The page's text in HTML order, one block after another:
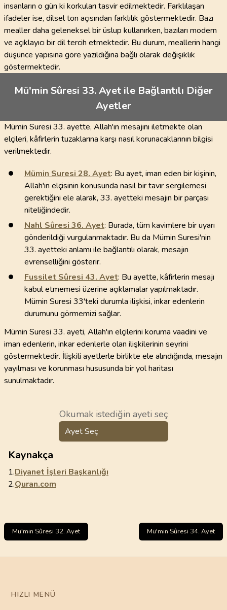
insanların o gün ki korkuları tasvir edilmektedir. Farklılaşan
ifadeler ise, dilsel ton açısından farklılık göstermektedir. Bazı
mealler daha geleneksel bir üslup kullanırken, bazıları modern
ve açıklayıcı bir dil tercih etmektedir. Bu durum, meallerin hangi
düşünce yapısına göre yazıldığına bağlı olarak değişiklik
göstermektedir.
Mü'min Sûresi 33. Ayet ile Bağlantılı Diğer
Ayetler
Mümin Suresi 33. ayette, Allah'ın mesajını iletmekte olan
elçileri, kâfirlerin tuzaklarına karşı nasıl korunacaklarının bilgisi
verilmektedir.
Mümin Suresi 28. Ayet: Bu ayet, iman eden bir kişinin,
Allah'ın elçisinin konusunda nasıl bir tavır sergilemesi
gerektiğini ele alarak, 33. ayetteki mesajın bir parçası
niteliğindedir.
Nahl Sûresi 36. Ayet: Burada, tüm kavimlere bir uyarı
gönderildiği vurgulanmaktadır. Bu da Mümin Suresi'nin
33. ayetteki anlamı ile bağlantılı olarak, mesajın
evrenselliğini gösterir.
Fussilet Sûresi 43. Ayet: Bu ayette, kâfirlerin mesajı
kabul etmemesi üzerine açıklamalar yapılmaktadır.
Mümin Suresi 33'teki durumla ilişkisi, inkar edenlerin
durumunu görmemizi sağlar.
Mümin Suresi 33. ayeti, Allah'ın elçilerini koruma vaadini ve
iman edenlerin, inkar edenlerle olan ilişkilerinin seyrini
göstermektedir. İlişkili ayetlerle birlikte ele alındığında, mesajın
yayılması ve korunması hususunda bir yol haritası
sunulmaktadır.
Okumak istediğin ayeti seç
Ayet Seç
Kaynakça
1.Diyanet İşleri Başkanlığı
2.Quran.com
Mü'min Sûresi 32. Ayet Mü'min Sûresi 34. Ayet
HIZLI MENÜ